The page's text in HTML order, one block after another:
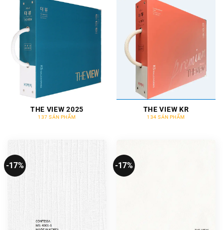
THE VIEW 2025
137 SẢN PHẨM
THE VIEW KR
134 SẢN PHẨM
-17% -17%